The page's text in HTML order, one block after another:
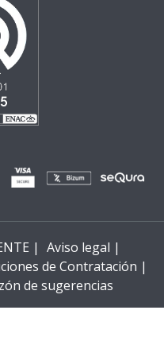
| Aviso legal |
de Contratación |
de sugerencias